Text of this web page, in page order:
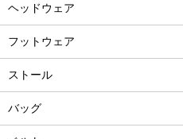
ヘッドウェア
フットウェア
ストール
バッグ